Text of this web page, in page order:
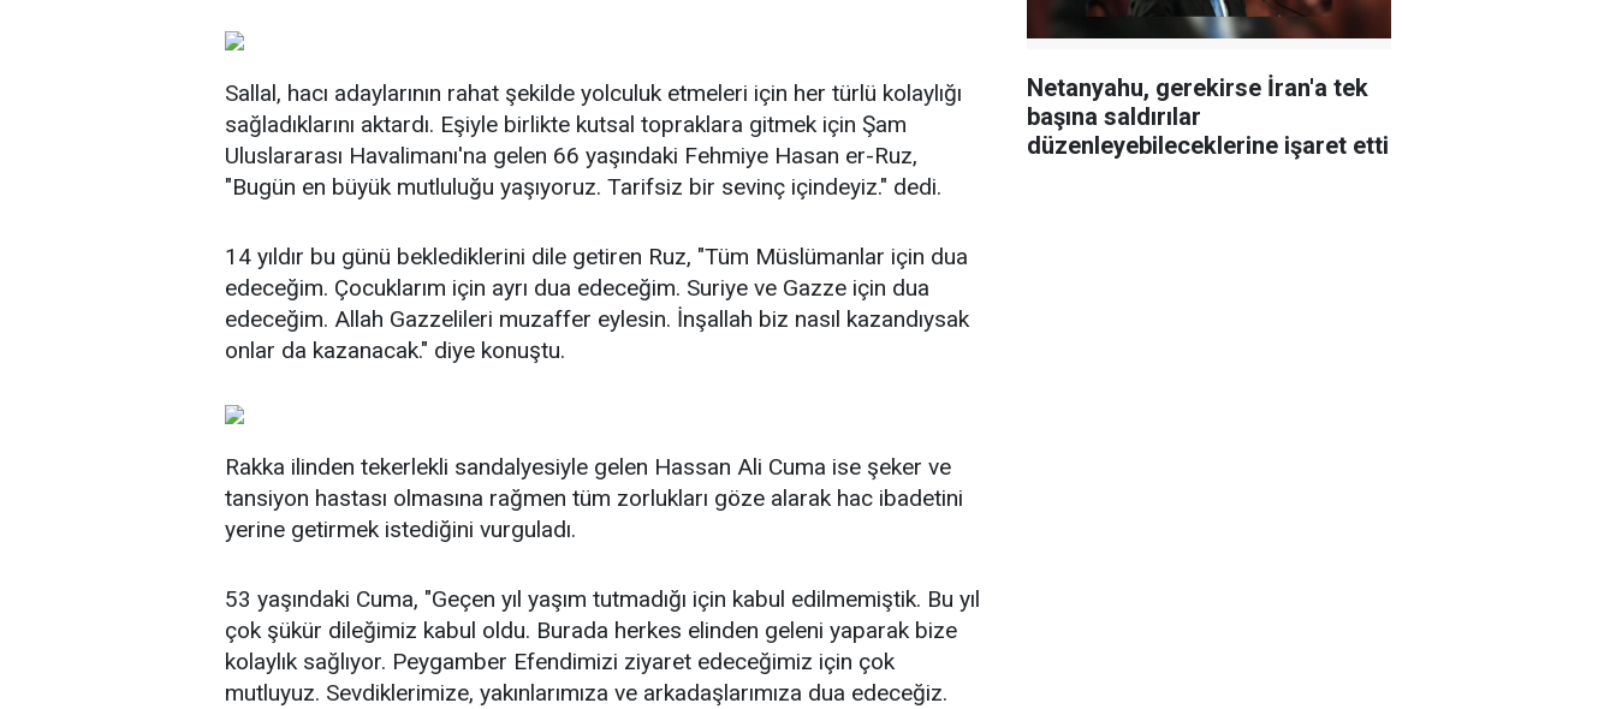
Sallal, hacı adaylarının rahat şekilde yolculuk etmeleri için her türlü kolaylığı
sağladıklarını aktardı. Eşiyle birlikte kutsal topraklara gitmek için Şam
Uluslararası Havalimanı'na gelen 66 yaşındaki Fehmiye Hasan er-Ruz,
"Bugün en büyük mutluluğu yaşıyoruz. Tarifsiz bir sevinç içindeyiz." dedi.
14 yıldır bu günü beklediklerini dile getiren Ruz, "Tüm Müslümanlar için dua
edeceğim. Çocuklarım için ayrı dua edeceğim. Suriye ve Gazze için dua
edeceğim. Allah Gazzelileri muzaffer eylesin. İnşallah biz nasıl kazandıysak
onlar da kazanacak." diye konuştu.
Rakka ilinden tekerlekli sandalyesiyle gelen Hassan Ali Cuma ise şeker ve
tansiyon hastası olmasına rağmen tüm zorlukları göze alarak hac ibadetini
yerine getirmek istediğini vurguladı.
53 yaşındaki Cuma, "Geçen yıl yaşım tutmadığı için kabul edilmemiştik. Bu yıl
çok şükür dileğimiz kabul oldu. Burada herkes elinden geleni yaparak bize
kolaylık sağlıyor. Peygamber Efendimizi ziyaret edeceğimiz için çok
mutluyuz. Sevdiklerimize, yakınlarımıza ve arkadaşlarımıza dua edeceğiz.
Netanyahu, gerekirse İran'a tek
başına saldırılar
düzenleyebileceklerine işaret etti